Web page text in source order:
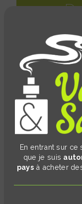
En entrant sur ce
que je suis
pays à acheter
FRUIT DU
Le mélange